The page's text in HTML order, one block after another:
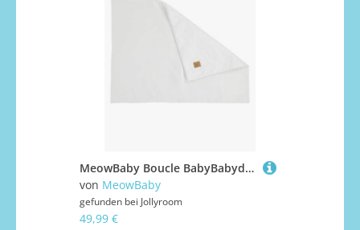
MeowBaby Boucle BabyBabydecke Winter, White, Kinderwagendecke, Baumwolle
von MeowBaby
gefunden bei Jollyroom
49,99 €